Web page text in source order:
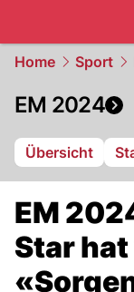
Home Sport
EM 2024
Übersicht
EM
Star